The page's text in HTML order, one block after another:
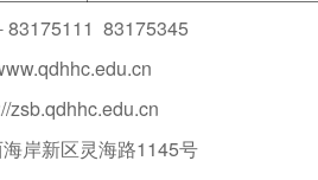
83175111 83175345
zsb.qdhhc.edu.cn
岸新区灵海路1145号